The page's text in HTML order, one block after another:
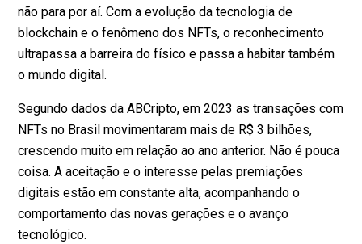
não para por aí. Com a evolução da tecnologia de
blockchain e o fenômeno dos NFTs, o reconhecimento
ultrapassa a barreira do físico e passa a habitar também
o mundo digital.
Segundodados da ABCripto, em 2023 as transações com
NFTs no Brasil movimentaram mais de R$ 3 bilhões,
crescendo muito em relação ao ano anterior. Não é pouca
coisa. A aceitação e o interesse pelas premiações
digitais estão em constante alta, acompanhando o
comportamento das novas gerações e o avanço
tecnológico.